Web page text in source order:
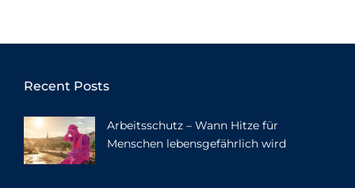
Recent Posts
Arbeitsschutz – Wann Hitze für
Menschen lebensgefährlich wird